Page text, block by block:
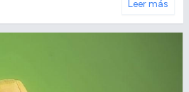
Leer más